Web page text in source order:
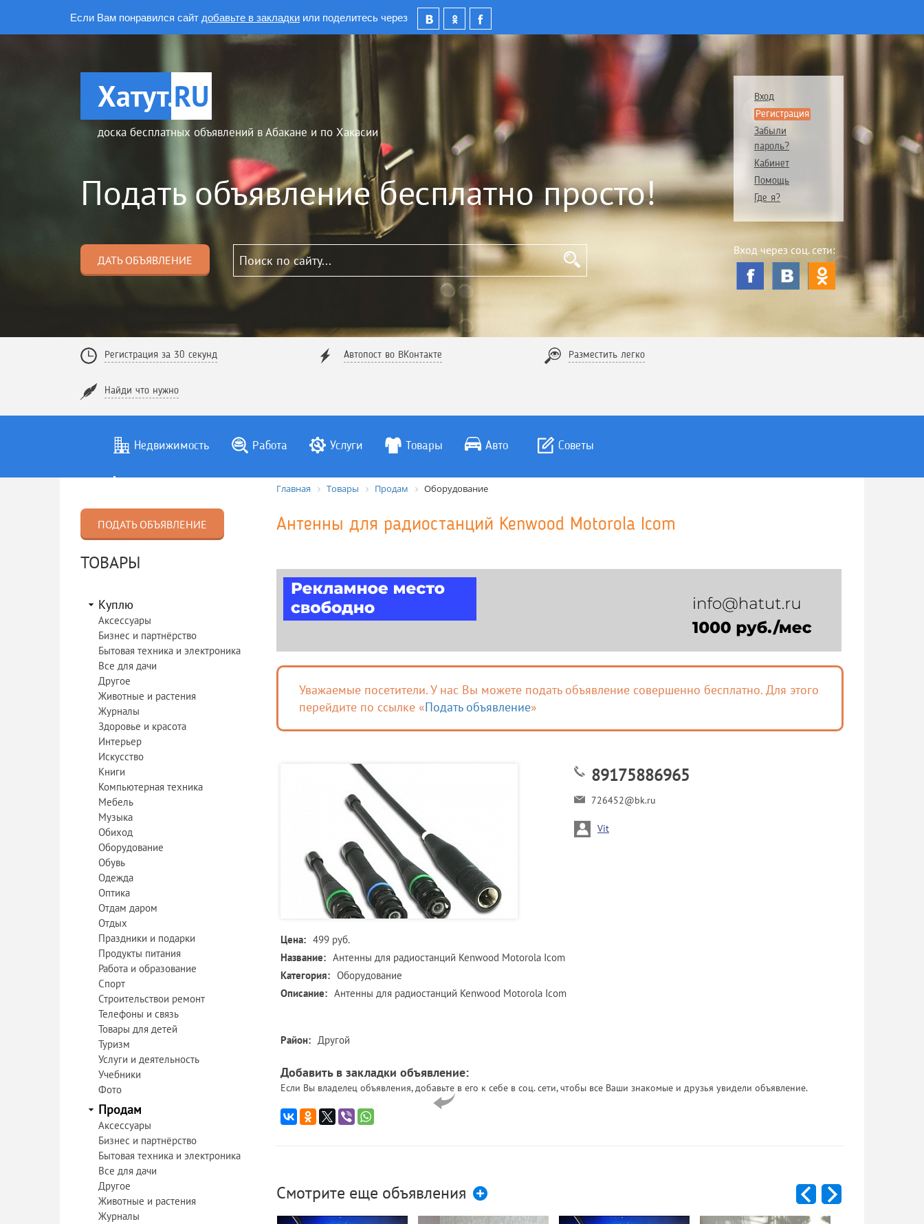
Если Вам понравился сайт добавьте в закладки или поделитесь через
Хатут.RU
доска бесплатных объявлений в Абакане и по Хакасии
Подать объявление бесплатно просто!
ДАТЬ ОБЪЯВЛЕНИЕ
Вход
Регистрация
Забыли
пароль?
Кабинет
Помощь
Где я?
Вход через соц. сети:
Регистрация за 30 секунд Автопост во ВКонтакте Разместить легко
Найди что нужно
Недвижимость Работа Услуги Товары Авто Советы
ПОДАТЬ ОБЪЯВЛЕНИЕ
ТОВАРЫ
Куплю
Аксессуары
Бизнес и партнёрство
Бытовая техника и электроника
Все для дачи
Другое
Животные и растения
Журналы
Здоровье и красота
Интерьер
Искусство
Книги
Компьютерная техника
Мебель
Музыка
Обиход
Оборудование
Обувь
Одежда
Оптика
Отдам даром
Отдых
Праздники и подарки
Продукты питания
Работа и образование
Спорт
Строительствои ремонт
Телефоны и связь
Товары для детей
Туризм
Услуги и деятельность
Учебники
Фото
Продам
Аксессуары
Бизнес и партнёрство
Бытовая техника и электроника
Все для дачи
Другое
Животные и растения
Журналы
Главная Товары Продам Оборудование
Антенны для радиостанций Kenwood Motorola Icom
Уважаемые посетители. У нас Вы можете подать объявление совершенно бесплатно. Для этого
перейдите по ссылке «Подать объявление»
89175886965
726452@bk.ru
Vit
Цена: 499 руб.
Название: Антенны для радиостанций Kenwood Motorola Icom
Категория: Оборудование
Описание: Антенны для радиостанций Kenwood Motorola Icom
Район: Другой
Добавить в закладки объявление:
Если Вы владелец объявления, добавьте в его к себе в соц. сети, чтобы все Ваши знакомые и друзья увидели объявление.
Смотрите еще объявления